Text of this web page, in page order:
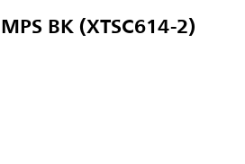
BK (XTSC614-2)